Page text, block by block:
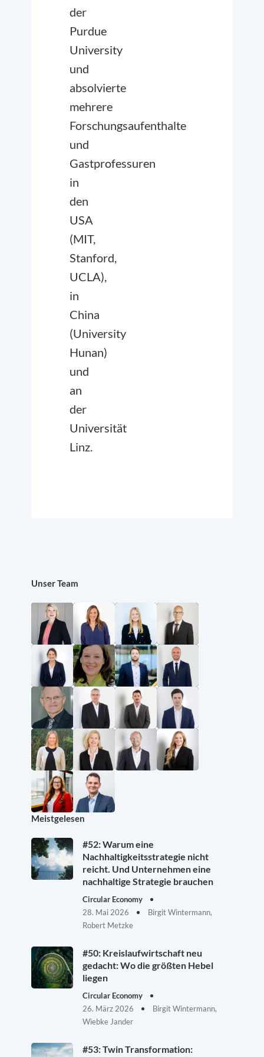
der
Purdue
University
und
absolvierte
mehrere
Forschungsaufenthalte
und
Gastprofessuren
in
den
USA
(MIT,
Stanford,
UCLA),
in
China
(University
Hunan)
und
an
der
Universität
Linz.
Unser Team
Meistgelesen
#52: Warum eine
Nachhaltigkeitsstrategie nicht
reicht. Und Unternehmen eine
nachhaltige Strategie brauchen
Circular Economy
28. Mai 2026
Birgit Wintermann,
Robert Metzke
#50: Kreislaufwirtschaft neu
gedacht: Wo die größten Hebel
liegen
Circular Economy
26. März 2026
Birgit Wintermann,
Wiebke Jander
#53: Twin Transformation: